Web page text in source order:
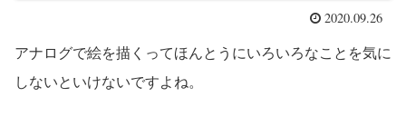
2020.09.26
アナログで絵を描くってほんとうにいろいろなことを気に
しないといけないですよね。